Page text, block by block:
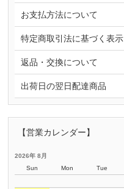
お支払方法について
特定商取引法に基づく表示
返品・交換について
出荷日の翌日配達商品
【営業カレンダー】
2026年 8月
Sun
Mon Tue